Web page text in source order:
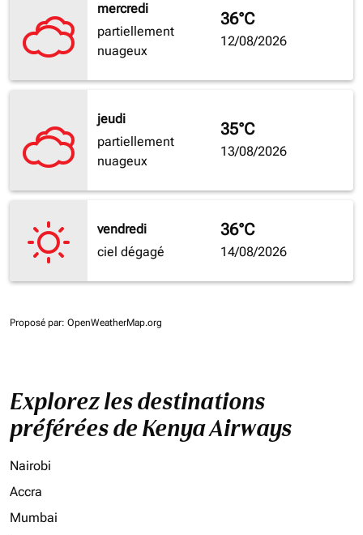
mercredi
partiellement
nuageux
36°C
12/08/2026
jeudi
partiellement
nuageux
35°C
13/08/2026
vendredi
ciel dégagé
36°C
14/08/2026
Proposé par: OpenWeatherMap.org
Explorez les destinations
préférées de Kenya Airways
Nairobi
Accra
Mumbai